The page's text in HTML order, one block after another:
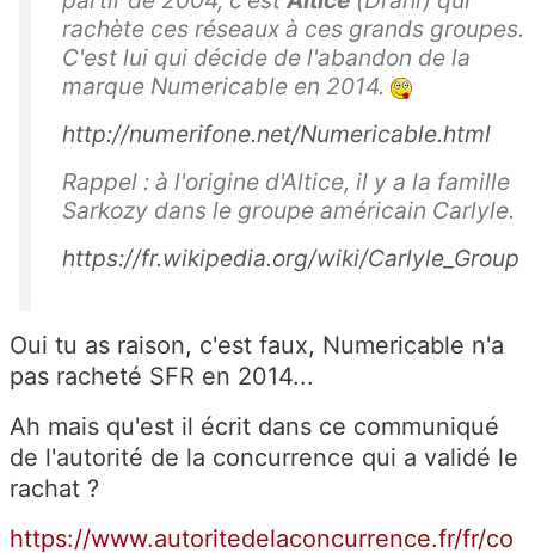
rachète ces réseaux à ces grands groupes.
C'est lui qui décide de l'abandon de la
marque Numericable en 2014.
http://numerifone.net/Numericable.html
Rappel : à l'origine d'Altice, il y a la famille
Sarkozy dans le groupe américain Carlyle.
https://fr.wikipedia.org/wiki/Carlyle_Group
Oui tu as raison, c'est faux, Numericable n'a
pas racheté SFR en 2014...
Ah mais qu'est il écrit dans ce communiqué
de l'autorité de la concurrence qui a validé le
rachat ?
https://www.autoritedelaconcurrence.fr/fr/co